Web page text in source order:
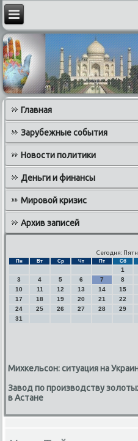
Главная
Зарубежные события
Новости политики
Деньги и финансы
Мировой кризис
Архив записей
Сегодня:
Пн Вт Ср Чт Пт Сб
1
3
4 5 6 7 8
10
11 12 13 14 15
17
18 19 20 21 22
24
25 26 27 28 29
31
Михкельсон: ситуация на
Завод по производству
в Астане